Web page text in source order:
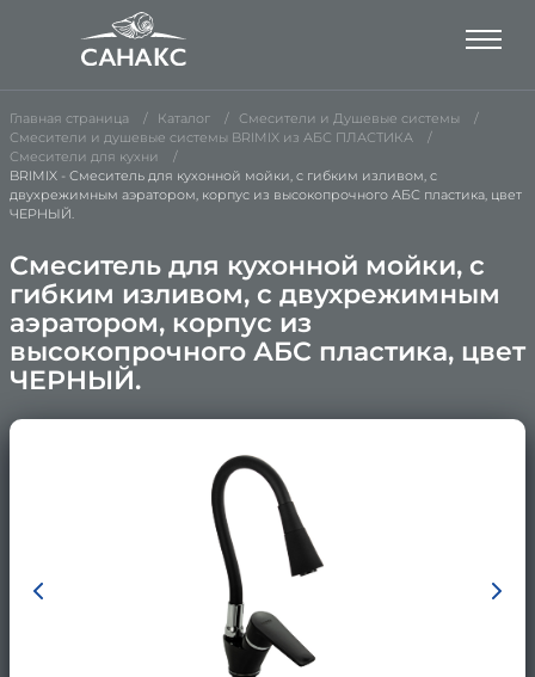
Главная страница Каталог
Смесители и Душевые системы
Смесители и душевые системы BRIMIX из АБС ПЛАСТИКА
Смесители для кухни
BRIMIX - Смеситель для кухонной мойки, с гибким изливом, с
двухрежимным аэратором, корпус из высокопрочного АБС пластика, цвет
ЧЕРНЫЙ.
Смеситель для кухонной мойки, с
гибким изливом, с двухрежимным
аэратором, корпус из
высокопрочного АБС пластика, цвет
ЧЕРНЫЙ.